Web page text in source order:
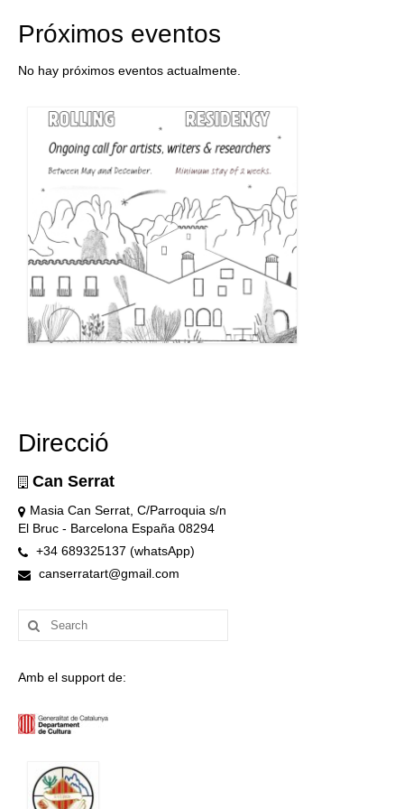
Próximos eventos
No hay próximos eventos actualmente.
Direcció
Can Serrat
Masia Can Serrat, C/Parroquia s/n
El Bruc - Barcelona España 08294
+34 689325137 (whatsApp)
canserratart@gmail.com
Search
for:
Amb el support de: